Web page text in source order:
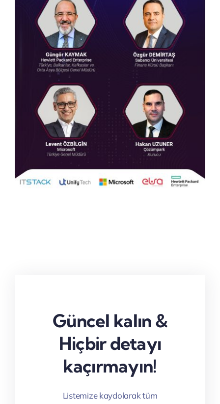
Güncel kalın &
Hiçbir detayı
kaçırmayın!
Listemize kaydolarak tüm